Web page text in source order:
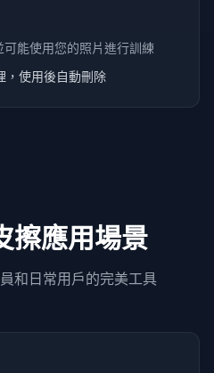
能使用您的照片進行訓練
，使用後自動刪除
擦應用場景
和日常用戶的完美工具